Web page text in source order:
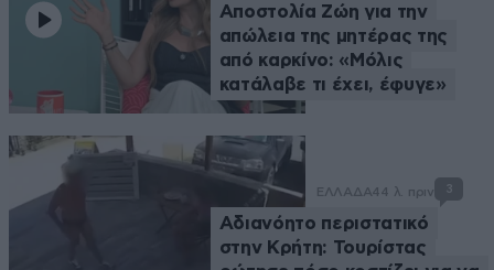
Αποστολία Ζώη για την
απώλεια της μητέρας της
από καρκίνο: «Μόλις
κατάλαβε τι έχει, έφυγε»
ΕΛΛΑΔΑ44 λ. πριν 3
Αδιανόητο περιστατικό
στην Κρήτη: Τουρίστας